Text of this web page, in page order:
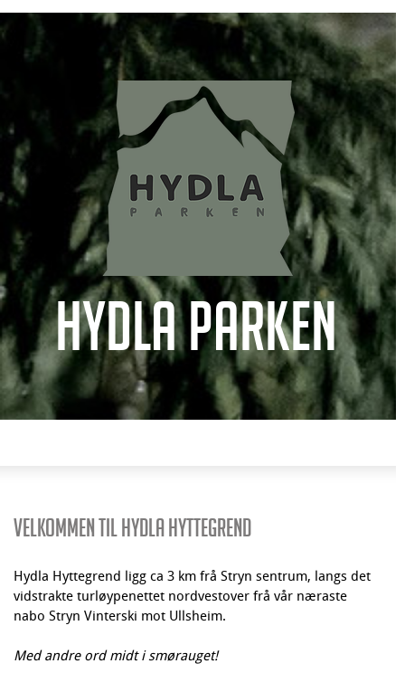
Hydla Parken
Velkommen Til Hydla Hyttegrend
Hydla Hyttegrend ligg ca 3 km frå Stryn sentrum, langs det
vidstrakte turløypenettet nordvestover frå vår næraste
nabo Stryn Vinterski mot Ullsheim.
Med andre ord midt i smørauget!